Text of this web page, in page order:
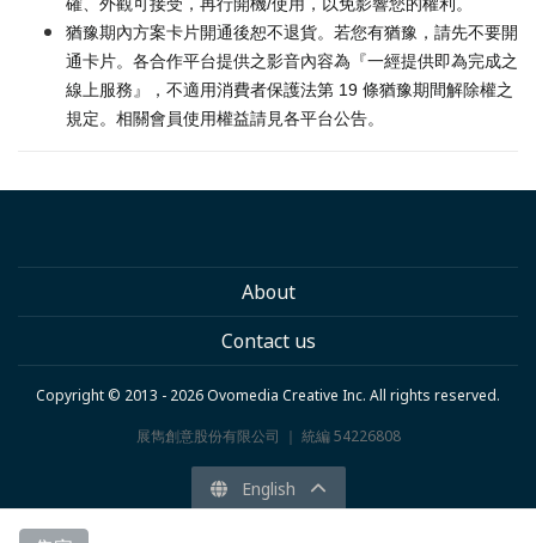
確、外觀可接受，再行開機/使用，以免影響您的權利。
猶豫期內方案卡片開通後恕不退貨。若您有猶豫，請先不要開
通卡片。各合作平台提供之影音內容為『一經提供即為完成之
線上服務』，不適用消費者保護法第 19 條猶豫期間解除權之
規定。相關會員使用權益請見各平台公告。
About
Contact us
Copyright © 2013 - 2026 Ovomedia Creative Inc. All rights reserved.
展雋創意股份有限公司 ｜ 統編 54226808
English